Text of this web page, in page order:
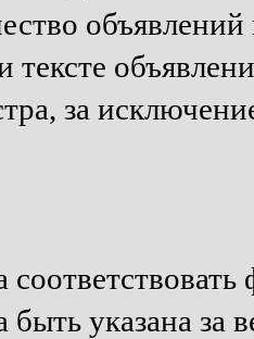
за
указана за